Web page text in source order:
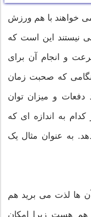
خواهند با هم ورزش
نیستند این است که
و انجام آن برای
که صحبت زمان
و ميزان توان
به اندازه ای که
به عنوان مثال یک
ها لذت می برید هم
هم هست زیرا امکان